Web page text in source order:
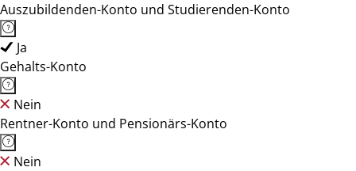
Auszubildenden-Konto und Studierenden-Konto
Ja
Gehalts-Konto
Nein
Rentner-Konto und Pensionärs-Konto
Nein